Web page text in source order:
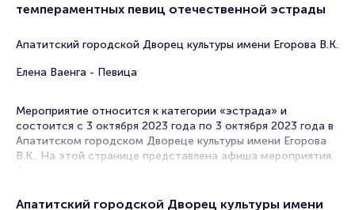
темпераментных певиц отечественной эстрады
Апатитский городской Дворец культуры имени Егорова В.К.
Елена Ваенга - Певица
Мероприятие относится к категории «эстрада» и
состоится с 3 октября 2023 года по 3 октября 2023 года в
Апатитском городском Двореце культуры имени Егорова
В.К.. На этой странице представлена афиша мероприятия.
единственная возможность достать билет на эстраду.
Апатитский городской Дворец культуры имени